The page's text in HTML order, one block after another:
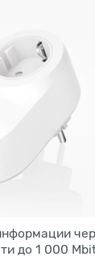
до 1 000